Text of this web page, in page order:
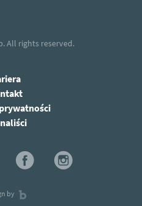
All rights reserved.
by